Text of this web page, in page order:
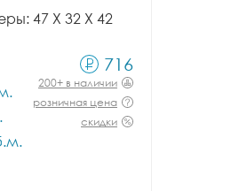
47 X 32 X 42
716
200+ в наличии
розничная цена
скидки